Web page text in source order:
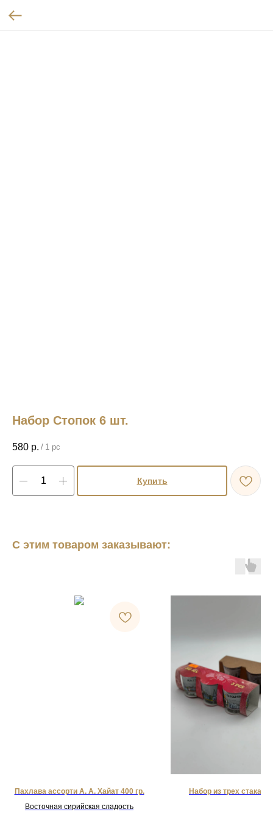
Набор Стопок 6 шт.
580 р. / 1 pc
Купить
С этим товаром заказывают:
Пахлава ассорти А. А. Хайат 400 гр.
Восточная сирийская сладость
Набор из трех